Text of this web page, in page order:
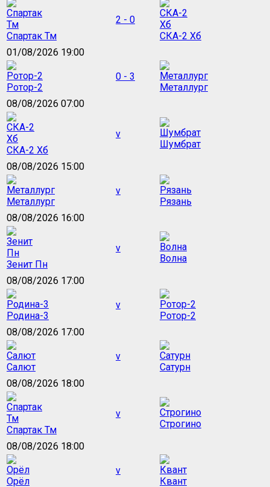
Спартак Тм
2 - 0
СКА-2 Хб
01/08/2026 19:00
Ротор-2
0 - 3
Металлург
08/08/2026 07:00
СКА-2 Хб
v
Шумбрат
08/08/2026 15:00
Металлург
v
Рязань
08/08/2026 16:00
Зенит Пн
v
Волна
08/08/2026 17:00
Родина-3
v
Ротор-2
08/08/2026 17:00
Салют
v
Сатурн
08/08/2026 18:00
Спартак Тм
v
Строгино
08/08/2026 18:00
Орёл
v
Квант